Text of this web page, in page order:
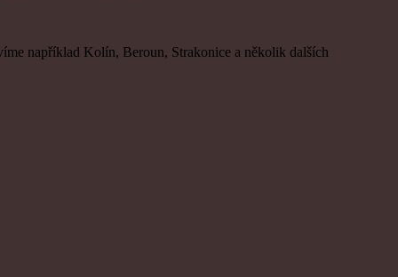
například Kolín, Beroun, Strakonice a několik dalších